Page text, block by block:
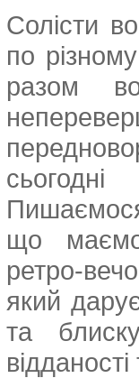
Солісти
по
разом
що
ретро-
який
та